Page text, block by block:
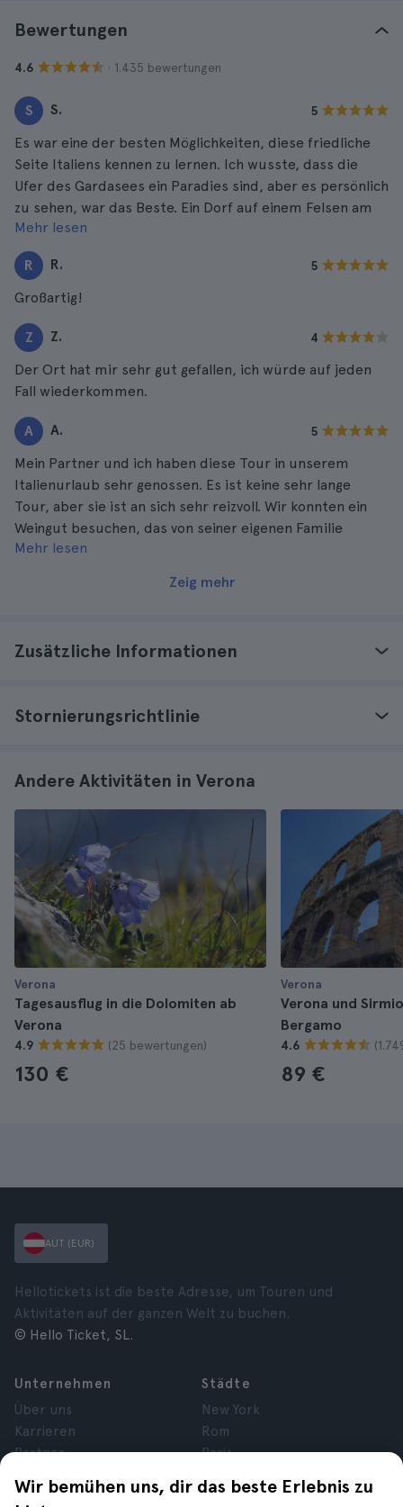
Bewertungen
4.6 · 1.435 bewertungen
S S. 5
Es war eine der besten Möglichkeiten, diese friedliche
Seite Italiens kennen zu lernen. Ich wusste, dass die
Ufer des Gardasees ein Paradies sind, aber es persönlich
zu sehen, war das Beste. Ein Dorf auf einem Felsen am
Meer, wunderschön zum Wohnen und Leben!
Mehr lesen
R R. 5
Großartig!
Z Z. 4
Der Ort hat mir sehr gut gefallen, ich würde auf jeden
Fall wiederkommen.
A A. 5
Mein Partner und ich haben diese Tour in unserem
Italienurlaub sehr genossen. Es ist keine sehr lange
Tour, aber sie ist an sich sehr reizvoll. Wir konnten ein
Weingut besuchen, das von seiner eigenen Familie
geführt wird, die Ufer des Gardasees sehen und in
Mehr lesen
Zeig mehr
Zusätzliche Informationen
Stornierungsrichtlinie
Andere Aktivitäten in Verona
Verona
Tagesausflug in die Dolomiten ab
Verona
4.9 (25 bewertungen)
130 €
Verona
Verona und
Bergamo
4.6
89 €
Wir bemühen uns, dir das beste Erlebnis zu
AUT (EUR)
Hellotickets ist die beste Adresse, um Touren und
Aktivitäten auf der ganzen Welt zu buchen.
© Hello Ticket, SL.
Unternehmen
Über uns
Karrieren
Partner
Datenschutz
Städte
New York
Rom
Paris
Granada